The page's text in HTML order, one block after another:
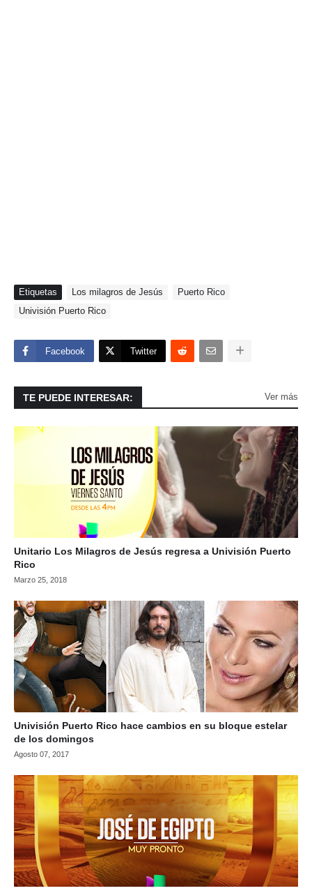
Etiquetas Los milagros de Jesús
Puerto Rico
Univisión Puerto Rico
Facebook Twitter
TE PUEDE INTERESAR: Ver más
Unitario Los Milagros de Jesús regresa a Univisión Puerto
Rico
Marzo 25, 2018
Univisión Puerto Rico hace cambios en su bloque estelar
de los domingos
Agosto 07, 2017